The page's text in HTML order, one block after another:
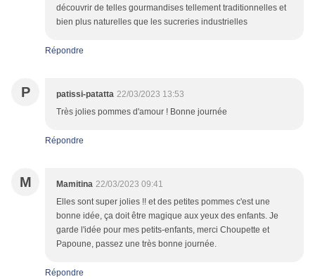
découvrir de telles gourmandises tellement traditionnelles et
bien plus naturelles que les sucreries industrielles
Répondre
P patissi-patatta 22/03/2023 13:53
Très jolies pommes d'amour ! Bonne journée
Répondre
M Mamitina 22/03/2023 09:41
Elles sont super jolies !! et des petites pommes c'est une
bonne idée, ça doit être magique aux yeux des enfants. Je
garde l'idée pour mes petits-enfants, merci Choupette et
Papoune, passez une très bonne journée.
Répondre